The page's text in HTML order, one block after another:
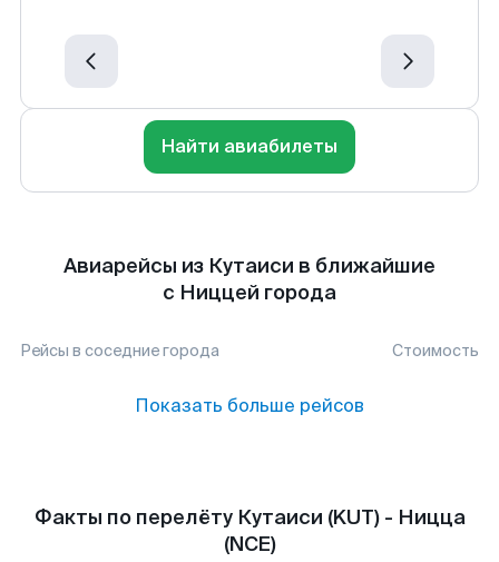
Найти авиабилеты
Авиарейсы из Кутаиси в ближайшие
с Ниццей города
Рейсы в соседние города Стоимость
Показать больше рейсов
Факты по перелёту Кутаиси (KUT) - Ницца
(NCE)